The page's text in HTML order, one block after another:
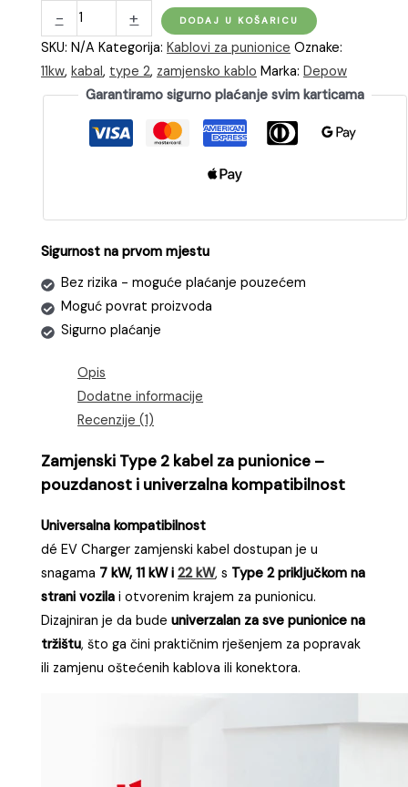
-
Zamjenski
trofazni
kabel
za
električnu
punionicu
Type
2
količina
+ DODAJ U KOŠARICU
SKU:N/A Kategorija:Kablovi za punionice Oznake:
11kw,kabal, type 2, zamjensko kablo Marka:Depow
Garantiramo sigurno plaćanje svim karticama
Sigurnost na prvom mjestu
Bez rizika - moguće plaćanje pouzećem
Moguć povrat proizvoda
Sigurno plaćanje
Opis
Dodatne informacije
Recenzije (1)
Zamjenski Type 2 kabel za punionice –
pouzdanost i univerzalna kompatibilnost
Universalna kompatibilnost
dé EV Charger zamjenski kabel dostupan je u
snagama 7 kW, 11 kW i22 kW, s Type 2 priključkom na
strani vozila i otvorenim krajem za punionicu.
Dizajniran je da budeuniverzalan za sve punionice na
tržištu, što ga čini praktičnim rješenjem za popravak
ili zamjenu oštećenih kablova ili konektora.